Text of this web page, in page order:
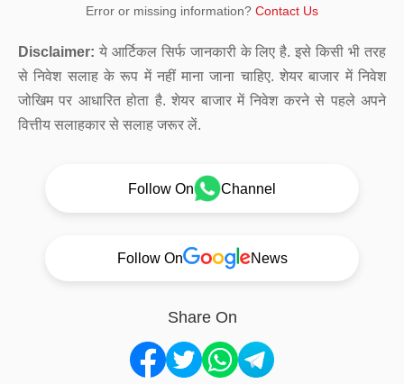
Error or missing information? Contact Us
Disclaimer: ये आर्टिकल सिर्फ जानकारी के लिए है. इसे किसी भी तरह
से निवेश सलाह के रूप में नहीं माना जाना चाहिए. शेयर बाजार में निवेश
जोखिम पर आधारित होता है. शेयर बाजार में निवेश करने से पहले अपने
वित्तीय सलाहकार से सलाह जरूर लें.
Follow On Channel
Follow On News
Share On